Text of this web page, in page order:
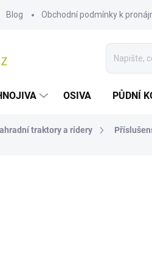
Blog Obchodní podmínky k
OSIVA PŮDNÍ
traktory a ridery